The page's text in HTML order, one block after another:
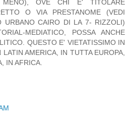
MENO), OVE CHI E' TITOLARE
O VIA PRESTANOME (VEDI
URBANO CAIRO DI LA 7- RIZZOLI)
MEDIATICO, POSSA ANCHE
QUESTO E' VIETATISSIMO IN
AMERICA, IN TUTTA EUROPA,
IN AFRICA.